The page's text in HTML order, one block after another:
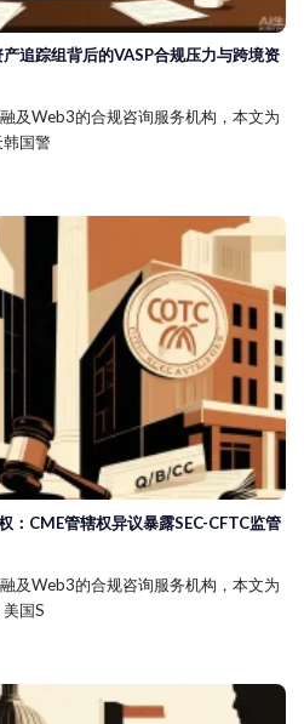
追踪组背后的VASP合规压力与跨境资
及Web3的合规咨询服务机构，本文为
韩国警
：CME管辖权异议暴露SEC-CFTC监管
及Web3的合规咨询服务机构，本文为
国S